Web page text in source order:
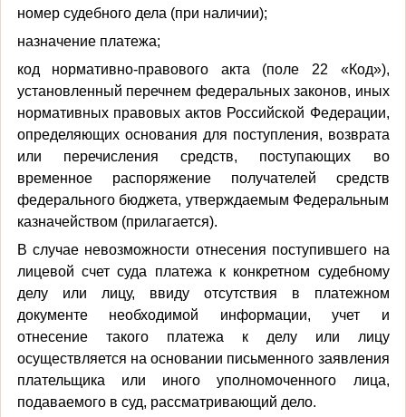
номер судебного дела (при наличии);
назначение платежа;
код нормативно-правового акта (поле 22 «Код»),
установленный перечнем федеральных законов, иных
нормативных правовых актов Российской Федерации,
определяющих основания для поступления, возврата
или перечисления средств, поступающих во
временное распоряжение получателей средств
федерального бюджета, утверждаемым Федеральным
казначейством (прилагается).
В случае невозможности отнесения поступившего на
лицевой счет суда платежа к конкретном судебному
делу или лицу, ввиду отсутствия в платежном
документе необходимой информации, учет и
отнесение такого платежа к делу или лицу
осуществляется на основании письменного заявления
плательщика или иного уполномоченного лица,
подаваемого в суд, рассматривающий дело.